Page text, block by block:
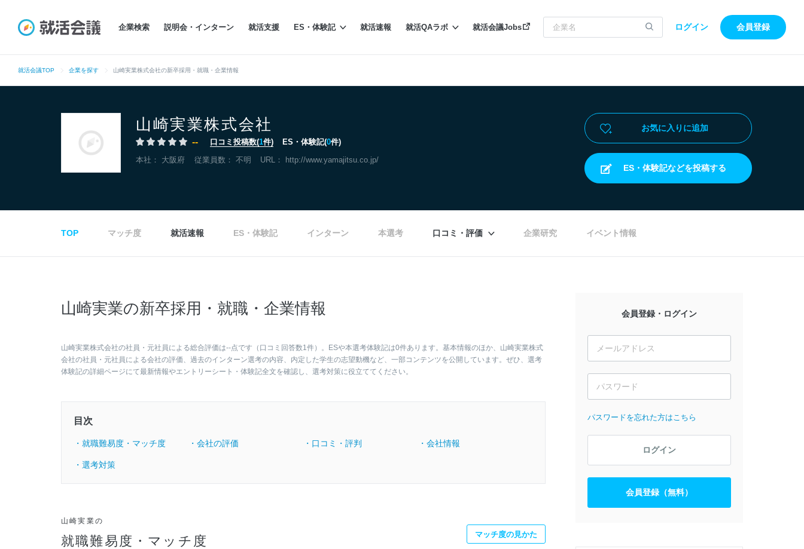
企業検索 説明会・インターン 就活支援 ES・体験記 就活速報 就活QAラボ 就活会議Jobs ログイン 会員登録
就活会議TOP 企業を探す 山崎実業株式会社の新卒採用・就職・企業情報
山崎実業株式会社
-- 口コミ投稿数(1件) ES・体験記(0件)
本社： 大阪府 従業員数： 不明 URL： http://www.yamajitsu.co.jp/
お気に入りに追加
ES・体験記などを投稿する
TOP マッチ度 就活速報 ES・体験記 インターン 本選考 口コミ・評価 企業研究 イベント情報
山崎実業の新卒採用・就職・企業情報
山崎実業株式会社の社員・元社員による総合評価は--点です（口コミ回答数1件）。ESや本選考体験記は0件あります。基本情報のほか、山崎実業株式
会社の社員・元社員による会社の評価、過去のインターン選考の内容、内定した学生の志望動機など、一部コンテンツを公開しています。ぜひ、選考
体験記の詳細ページにて最新情報やエントリーシート・体験記全文を確認し、選考対策に役立ててください。
目次
・就職難易度・マッチ度 ・会社の評価 ・口コミ・評判 ・会社情報
・選考対策
山崎実業の
就職難易度・マッチ度 マッチ度の見かた
会員登録・ログイン
パスワードを忘れた方はこちら
ログイン
会員登録（無料）